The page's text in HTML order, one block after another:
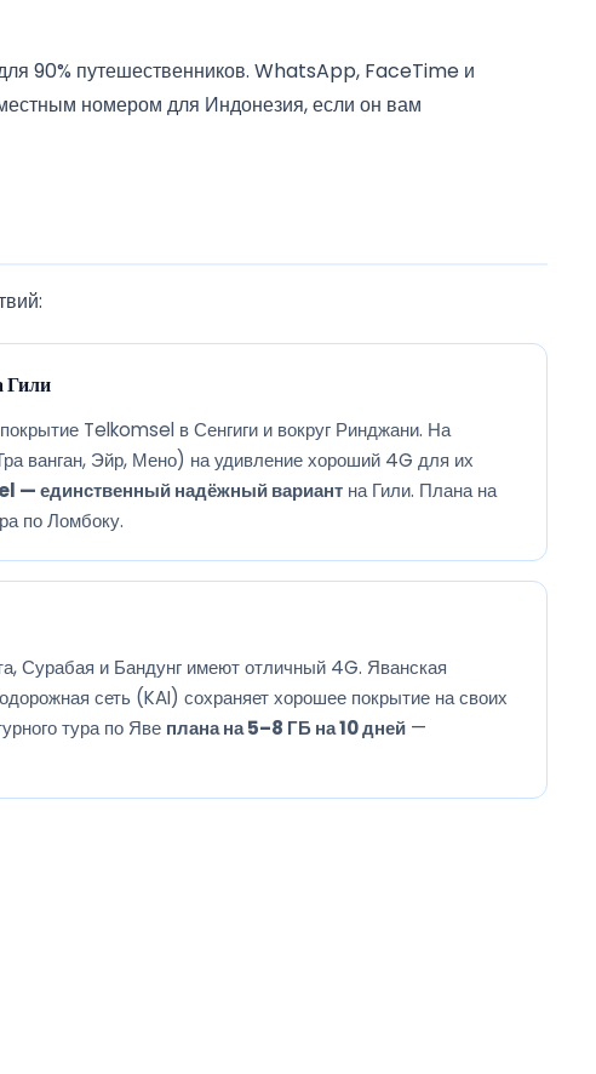
90% путешественников. WhatsApp, FaceTime и
номером для Индонезия, если он вам
Гили
Telkomsel в Сенгиги и вокруг Ринджани. На
ванган, Эйр, Мено) на удивление хороший 4G для их
— единственный надёжный вариант на Гили. Плана на
по Ломбоку.
Сурабая и Бандунг имеют отличный 4G. Яванская
сеть (KAI) сохраняет хорошее покрытие на своих
тура по Яве плана на 5–8 ГБ на 10 дней —